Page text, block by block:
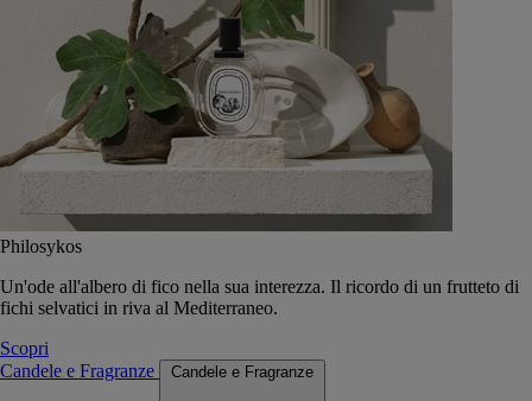
Philosykos
Un'ode all'albero di fico nella sua interezza. Il ricordo di un frutteto di
fichi selvatici in riva al Mediterraneo.
Scopri
Candele e Fragranze
Candele e Fragranze